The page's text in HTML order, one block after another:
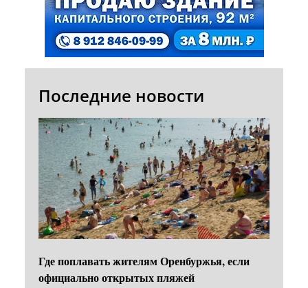
Последние новости
Где поплавать жителям Оренбуржья, если
официально открытых пляжей